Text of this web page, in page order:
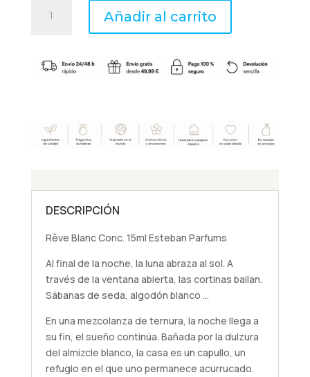
Blanc
Esteban
Añadir al carrito
DESCRIPCIÓN
Rêve Blanc Conc. 15ml Esteban Parfums
Al final de la noche, la luna abraza al sol. A
través de la ventana abierta, las cortinas bailan.
Sábanas de seda, algodón blanco …
En una mezcolanza de ternura, la noche llega a
su fin, el sueño continúa. Bañada por la dulzura
del almizcle blanco, la casa es un capullo, un
refugio en el que uno permanece acurrucado.